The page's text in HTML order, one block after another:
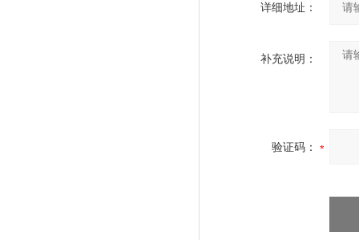
详细地址：
补充说明：
验证码：